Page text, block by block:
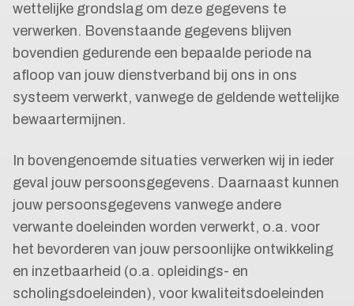
wettelijke grondslag om deze gegevens te
verwerken. Bovenstaande gegevens blijven
bovendien gedurende een bepaalde periode na
afloop van jouw dienstverband bij ons in ons
systeem verwerkt, vanwege de geldende wettelijke
bewaartermijnen.
In bovengenoemde situaties verwerken wij in ieder
geval jouw persoonsgegevens. Daarnaast kunnen
jouw persoonsgegevens vanwege andere
verwante doeleinden worden verwerkt, o.a. voor
het bevorderen van jouw persoonlijke ontwikkeling
en inzetbaarheid (o.a. opleidings- en
scholingsdoeleinden), voor kwaliteitsdoeleinden